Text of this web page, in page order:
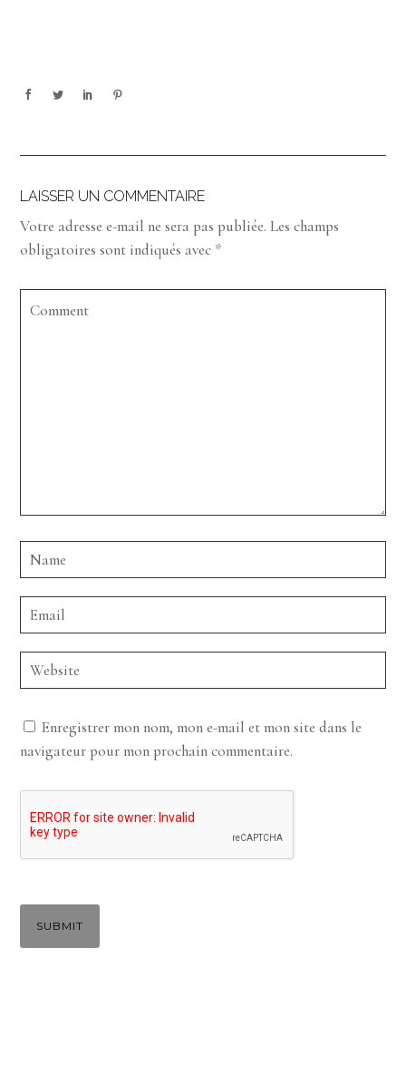
LAISSER UN COMMENTAIRE
Votre adresse e-mail ne sera pas publiée. Les champs
obligatoires sont indiqués avec *
Enregistrer mon nom, mon e-mail et mon site dans le
navigateur pour mon prochain commentaire.